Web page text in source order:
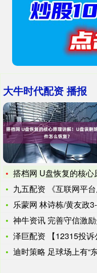
大牛时代配资 播报
搭档网 U盘恢复的核心原理讲解！U盘误删除的文件怎么
九五配资 《互联网平台反
乐蒙网 林诗栋/黄友政3-
神牛资讯 完善守信激励
泽巨配资 【12315投诉
迪时策略 足球场上有“东